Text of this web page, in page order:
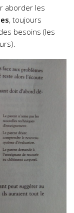
aborder les
, toujours
besoins (les